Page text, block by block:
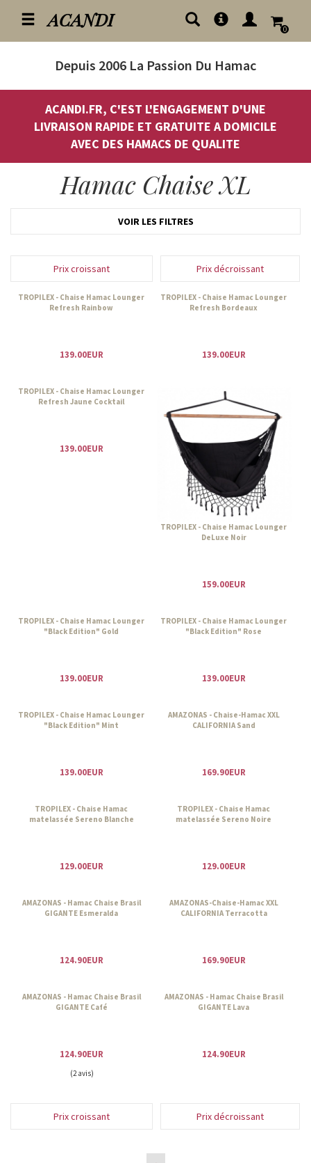
ACANDI 0
Depuis 2006 La Passion Du Hamac
ACANDI.FR, C'EST L'ENGAGEMENT D'UNE
LIVRAISON RAPIDE ET GRATUITE A DOMICILE
AVEC DES HAMACS DE QUALITE
Hamac Chaise XL
VOIR LES FILTRES
Prix croissant Prix décroissant
TROPILEX - Chaise Hamac Lounger
Refresh Rainbow
139.00EUR
TROPILEX - Chaise Hamac Lounger
Refresh Bordeaux
139.00EUR
TROPILEX - Chaise Hamac Lounger
Refresh Jaune Cocktail
139.00EUR
TROPILEX - Chaise Hamac Lounger
DeLuxe Noir
159.00EUR
139.00EUR
TROPILEX - Chaise Hamac Lounger
"Black Edition" Rose
139.00EUR
TROPILEX - Chaise Hamac Lounger
"Black Edition" Mint
139.00EUR
AMAZONAS - Chaise-Hamac XXL
CALIFORNIA Sand
169.90EUR
TROPILEX - Chaise Hamac
matelassée Sereno Blanche
129.00EUR
TROPILEX - Chaise Hamac
matelassée Sereno Noire
129.00EUR
AMAZONAS - Hamac Chaise Brasil
GIGANTE Esmeralda
124.90EUR
AMAZONAS-Chaise-Hamac XXL
CALIFORNIA Terracotta
169.90EUR